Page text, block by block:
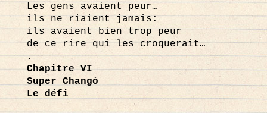
Les gens avaient peur…
ils ne riaient jamais:
ils avaient bien trop peur
de ce rire qui les croquerait…
.
Chapitre VI
Super Changó
Le défi